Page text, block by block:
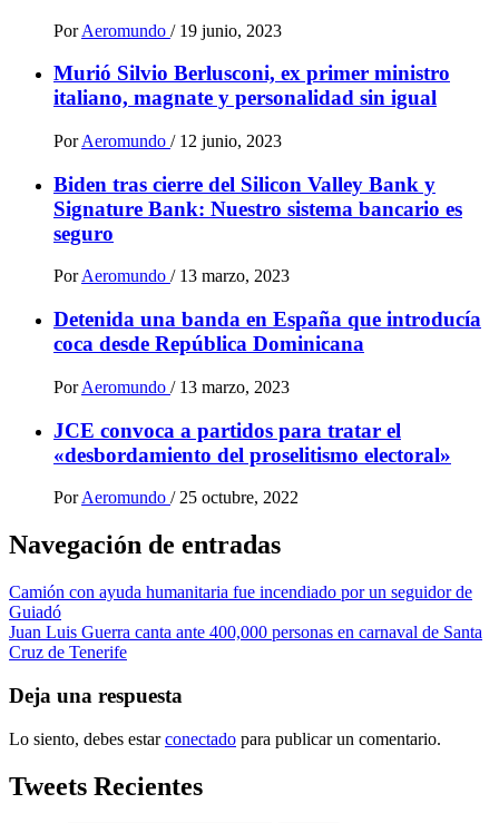
Por Aeromundo / 19 junio, 2023
Murió Silvio Berlusconi, ex primer ministro
italiano, magnate y personalidad sin igual
Por Aeromundo / 12 junio, 2023
Biden tras cierre del Silicon Valley Bank y
Signature Bank: Nuestro sistema bancario es
seguro
PorAeromundo / 13 marzo, 2023
Detenida una banda en España que introducía
coca desde República Dominicana
Por Aeromundo / 13 marzo, 2023
JCE convoca a partidos para tratar el
«desbordamiento del proselitismo electoral»
Por Aeromundo / 25 octubre, 2022
Navegación de entradas
Camión con ayuda humanitaria fue incendiado por un seguidor de
Guiadó
Juan Luis Guerra canta ante 400,000 personas en carnaval de Santa
Cruz de Tenerife
Deja una respuesta
Lo siento, debes estarconectado para publicar un comentario.
Tweets Recientes